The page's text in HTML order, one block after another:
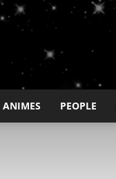
ANIMES PEOPLE